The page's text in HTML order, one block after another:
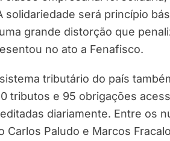
solidariedade será princípio
grande distorção que
no ato a Fenafisco.
tributário do país
tributos e 95 obrigações
diariamente. Entre os
Carlos Paludo e Marcos